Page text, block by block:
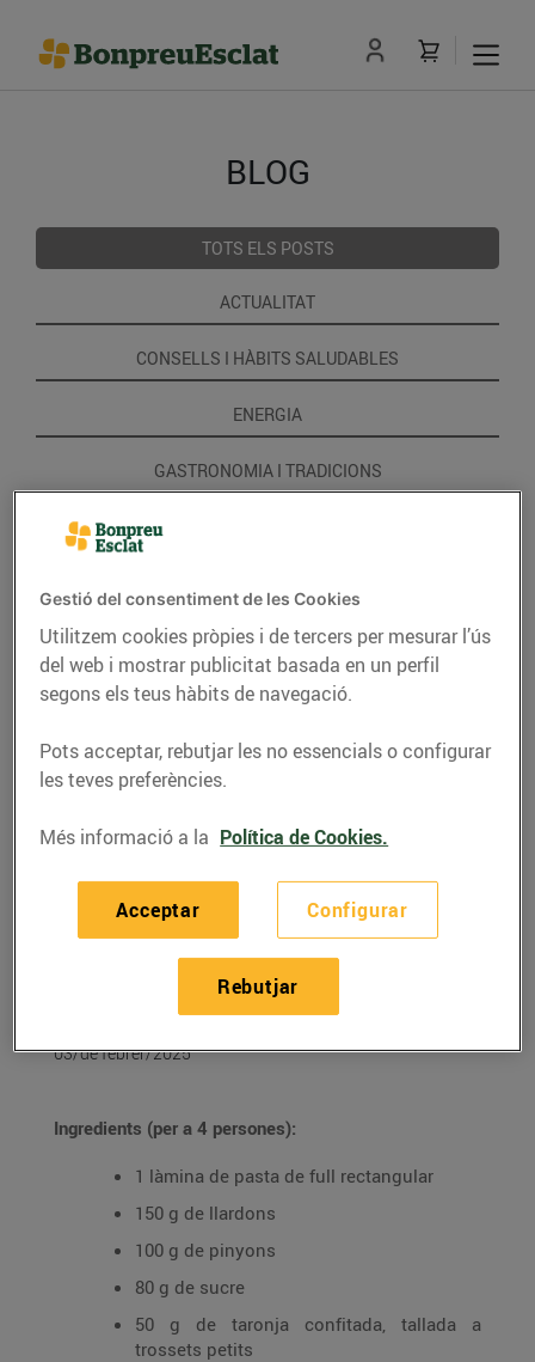
BLOG
TOTS ELS POSTS
ACTUALITAT
CONSELLS I HÀBITS SALUDABLES
ENERGIA
GASTRONOMIA I TRADICIONS
RECEPTES
Coca de llardons amb
taronja confitada i
pinyons
03/de febrer/2025
Ingredients (per a 4 persones):
1 làmina de pasta de full rectangular
150 g de llardons
100 g de pinyons
80 g de sucre
50 g de taronja confitada, tallada a
trossets petits
Gestió del consentiment de les Cookies
Utilitzem cookies pròpies i de tercers per mesurar l’ús
del web i mostrar publicitat basada en un perfil
segons els teus hàbits de navegació.
Pots acceptar, rebutjar les no essencials o configurar
les teves preferències.
Més informació a la Política de Cookies.
Configurar
Rebutjar
Acceptar